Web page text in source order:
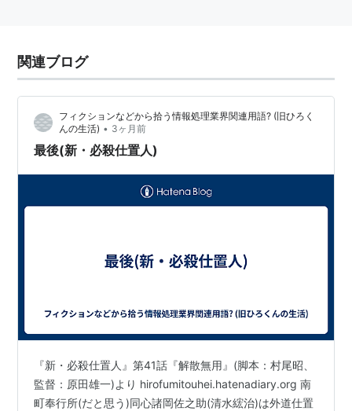
関連ブログ
フィクションなどから拾う情報処理業界関連用語? (旧ひろく
んの生活) • 3ヶ月前
最後(新・必殺仕置人)
『新・必殺仕置人』第41話『解散無用』(脚本：村尾昭、
監督：原田雄一)より hirofumitouhei.hatenadiary.org 南
町奉行所(だと思う)同心諸岡佐之助(清水綋治)は外道仕置